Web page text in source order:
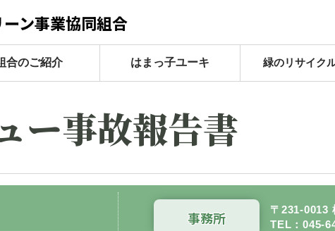
ン事業協同組合
合のご紹介 はまっ子ユーキ 緑のリサイク
ー事故報告書
事務所 〒231-0013
TEL：045-